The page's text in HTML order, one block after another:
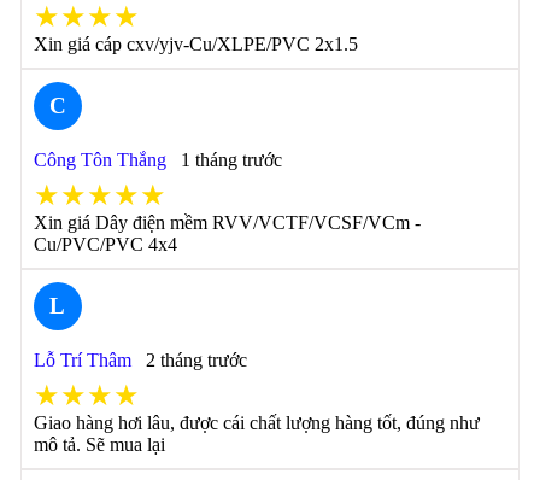
★★★★
Xin giá cáp cxv/yjv-Cu/XLPE/PVC 2x1.5
C
Công Tôn Thắng 1 tháng trước
★★★★★
Xin giá Dây điện mềm RVV/VCTF/VCSF/VCm -
Cu/PVC/PVC 4x4
L
Lỗ Trí Thâm 2 tháng trước
★★★★
Giao hàng hơi lâu, được cái chất lượng hàng tốt, đúng như
mô tả. Sẽ mua lại